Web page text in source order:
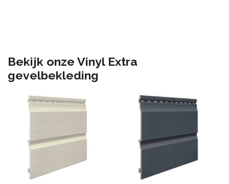
Bekijk onze Vinyl Extra
gevelbekleding